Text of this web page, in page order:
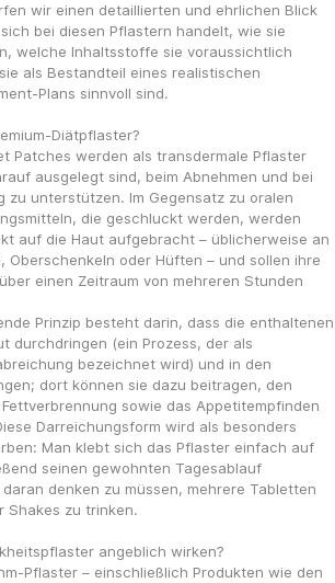
wir einen detaillierten und ehrlichen Blick
bei diesen Pflastern handelt, wie sie
welche Inhaltsstoffe sie voraussichtlich
als Bestandteil eines realistischen
Plans sinnvoll sind.
Diätpflaster?
Patches werden als transdermale Pflaster
ausgelegt sind, beim Abnehmen und bei
zu unterstützen. Im Gegensatz zu oralen
die geschluckt werden, werden
auf die Haut aufgebracht – üblicherweise an
Oberschenkeln oder Hüften – und sollen ihre
einen Zeitraum von mehreren Stunden
Prinzip besteht darin, dass die enthaltenen
durchdringen (ein Prozess, der als
bezeichnet wird) und in den
dort können sie dazu beitragen, den
sowie das Appetitempfinden
Darreichungsform wird als besonders
Man klebt sich das Pflaster einfach auf
seinen gewohnten Tagesablauf
denken zu müssen, mehrere Tabletten
Shakes zu trinken.
angeblich wirken?
Pflaster – einschließlich Produkten wie den